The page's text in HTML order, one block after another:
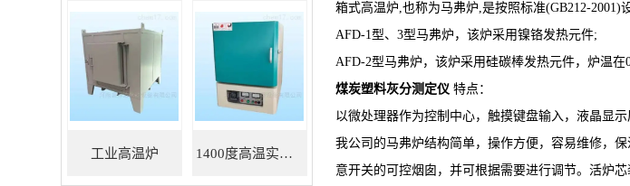
箱式高温炉,也称为马弗炉,是按照标准(GB212-2001)
AFD-1型、3型马弗炉，该炉采用镍铬发热元件;
AFD-2型马弗炉，该炉采用硅碳棒发热元件，炉温在
煤炭塑料灰分测定仪特点：
以微处理器作为控制中心，触摸键盘输入，液晶显
我公司的马弗炉结构简单，操作方便，容易维修，
意开关的可控烟囱，并可根据需要进行调节。活炉
工业高温炉 1400度高温实验炉